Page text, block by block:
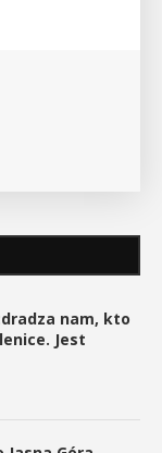
nam, kto
Jest